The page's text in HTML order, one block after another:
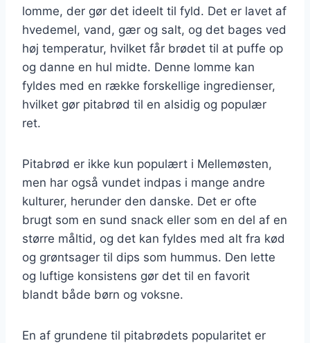
lomme, der gør det ideelt til fyld. Det er lavet af
hvedemel, vand, gær og salt, og det bages ved
høj temperatur, hvilket får brødet til at puffe op
og danne en hul midte. Denne lomme kan
fyldes med en række forskellige ingredienser,
hvilket gør pitabrød til en alsidig og populær
ret.
Pitabrød er ikke kun populært i Mellemøsten,
men har også vundet indpas i mange andre
kulturer, herunder den danske. Det er ofte
brugt som en sund snack eller som en del af en
større måltid, og det kan fyldes med alt fra kød
og grøntsager til dips som hummus. Den lette
og luftige konsistens gør det til en favorit
blandt både børn og voksne.
En af grundene til pitabrødets popularitet er